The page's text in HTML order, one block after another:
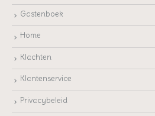
Gastenboek
Home
Klachten
Klantenservice
Privacybeleid